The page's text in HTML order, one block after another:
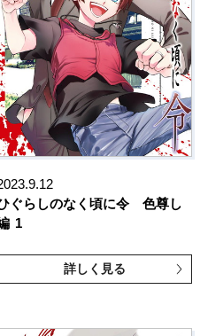
ぐらしのなく頃に令 色尊し
1
詳しく見る